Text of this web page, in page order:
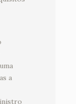
a